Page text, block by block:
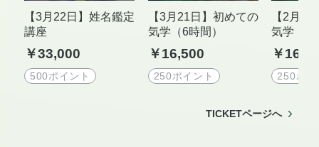
【3月22日】姓名鑑定
講座
￥33,000
500ポイント
【3月21日】初めての
気学（6時間）
￥16,500
250ポイント
【2月
気学（6
￥
250ポイ
TICKETページへ